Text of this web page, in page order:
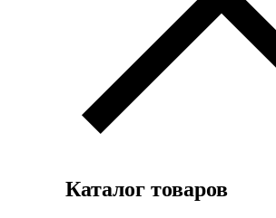
Каталог товаров